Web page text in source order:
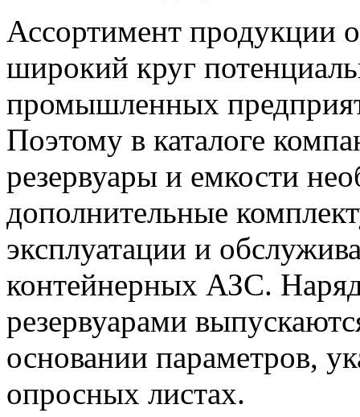
Ассортимент продукции
широкий круг
промышленных
Поэтому в каталоге
резервуары и емкости
дополнительные
эксплуатации и
контейнерных АЗС.
резервуарами
основании параметров,
опросных листах.